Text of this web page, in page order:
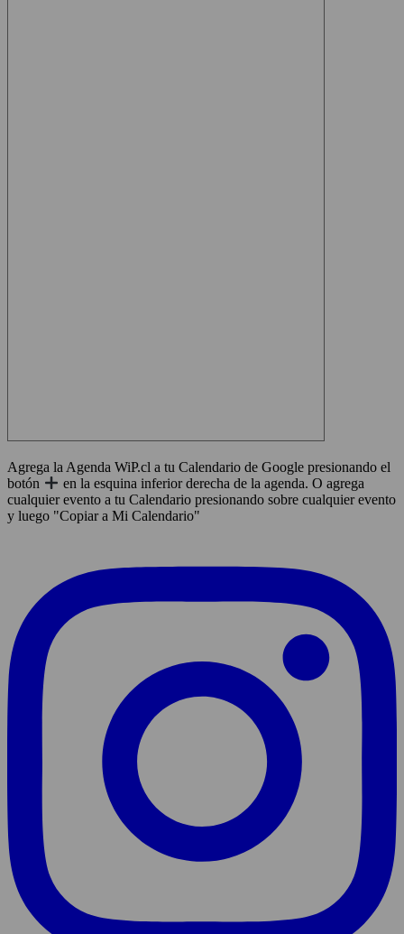
Agrega la Agenda WiP.cl a tu Calendario de Google presionando el
botón
en la esquina inferior derecha de la agenda. O agrega
cualquier evento a tu Calendario presionando sobre cualquier evento
y luego "Copiar a Mi Calendario"